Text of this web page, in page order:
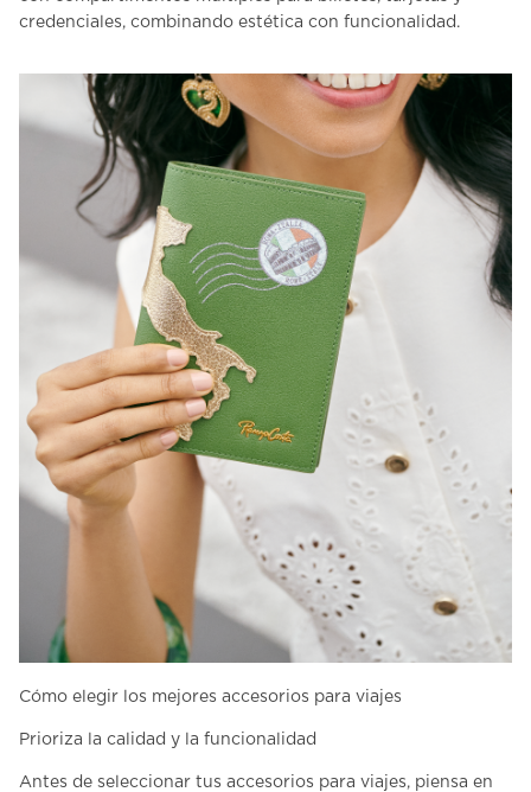
credenciales, combinando estética con funcionalidad.
Cómo elegir los mejores accesorios para viajes
Prioriza la calidad y la funcionalidad
Antes de seleccionar tus accesorios para viajes, piensa en